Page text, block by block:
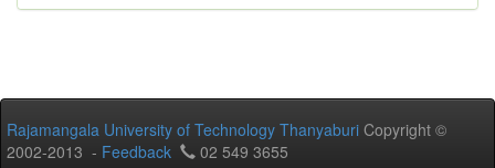
Rajamangala University of Technology Thanyaburi Copyright ©
2002-2013 - Feedback 02 549 3655